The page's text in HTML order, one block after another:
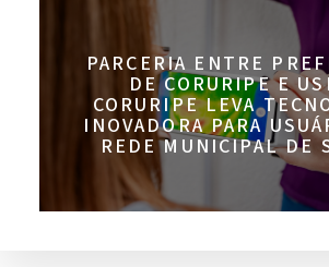
PARCERIA ENTRE
DE CORURIPE E
CORURIPE LEVA
INOVADORA PARA
REDE MUNICIPAL DE